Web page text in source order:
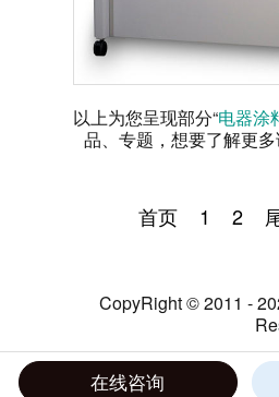
以上为您呈现部分“电器涂
品、专题，想要了解更
首页 1 2
CopyRight © 2011 -
粤ICP备05045526号
|粤
在线咨询